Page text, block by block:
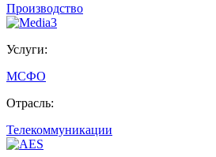
Производство
Услуги:
МСФО
Отрасль:
Телекоммуникации